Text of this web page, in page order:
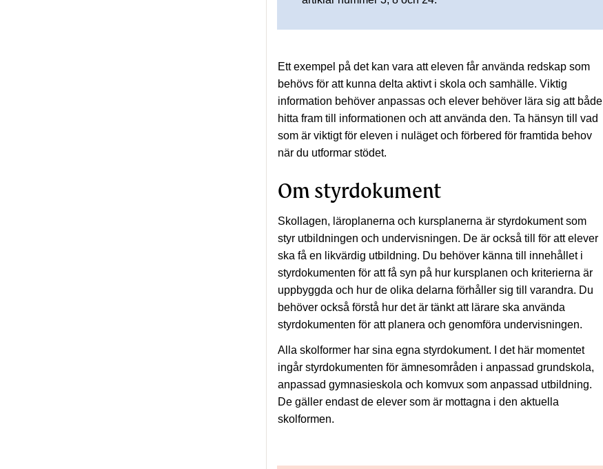
Ett exempel på det kan vara att eleven får använda redskap som
behövs för att kunna delta aktivt i skola och samhälle. Viktig
information behöver anpassas och elever behöver lära sig att både
hitta fram till informationen och att använda den. Ta hänsyn till vad
som är viktigt för eleven i nuläget och förbered för framtida behov
när du utformar stödet.
Om styrdokument
Skollagen, läroplanerna och kursplanerna är styrdokument som
styr utbildningen och undervisningen. De är också till för att elever
ska få en likvärdig utbildning. Du behöver känna till innehållet i
styrdokumenten för att få syn på hur kursplanen och kriterierna är
uppbyggda och hur de olika delarna förhåller sig till varandra. Du
behöver också förstå hur det är tänkt att lärare ska använda
styrdokumenten för att planera och genomföra undervisningen.
Alla skolformer har sina egna styrdokument. I det här momentet
ingår styrdokumenten för ämnesområden i anpassad grundskola,
anpassad gymnasieskola och komvux som anpassad utbildning.
De gäller endast de elever som är mottagna i den aktuella
skolformen.